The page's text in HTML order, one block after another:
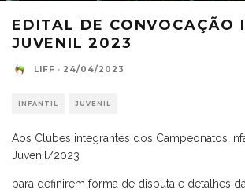
EDITAL DE CONVOCAÇÃO
JUVENIL 2023
LIFF · 24/04/2023
INFANTIL JUVENIL
Aos Clubes integrantes dos Campeonatos
Juvenil/2023
para definirem forma de disputa e detalhes